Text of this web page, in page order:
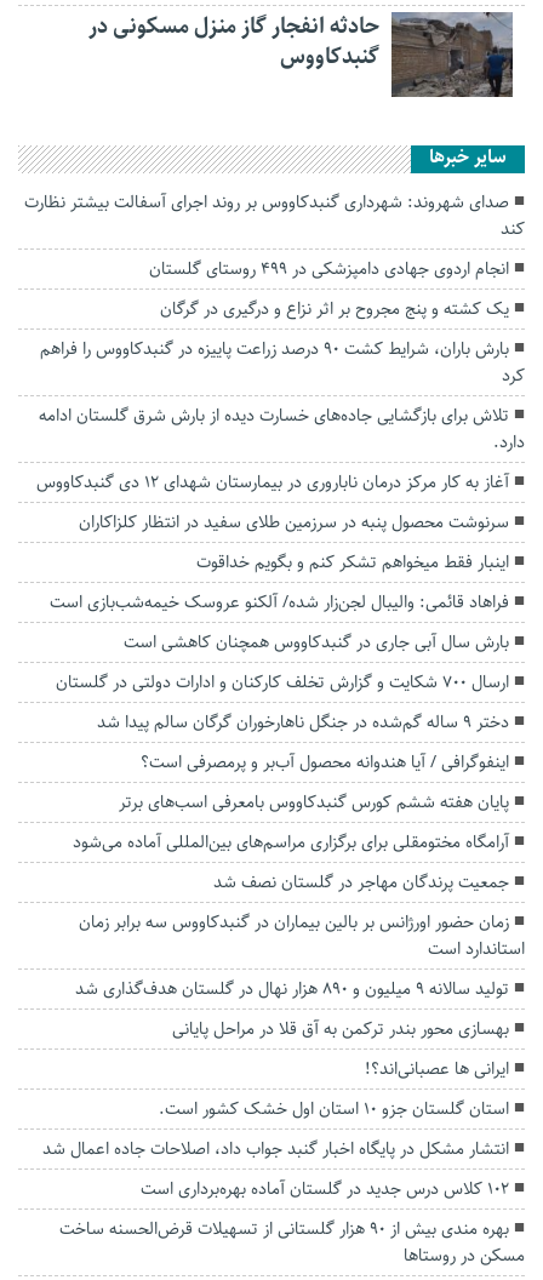
حادثه انفجار گاز منزل مسکونی در
گنبدکاووس
سایر خبرها
صدای شهروند: شهرداری گنبدکاووس بر روند اجرای آسفالت بیشتر نظارت
کند
انجام اردوی جهادی دامپزشکی در ۴۹۹ روستای گلستان
یک کشته و پنج مجروح بر اثر نزاع و درگیری در گرگان
بارش باران، شرایط کشت ۹۰ درصد زراعت پاییزه در گنبدکاووس را فراهم
کرد
تلاش برای بازگشایی جاده‌های خسارت دیده از بارش شرق گلستان ادامه
دارد.
آغاز به کار مرکز درمان ناباروری در بیمارستان شهدای ۱۲ دی گنبدکاووس
سرنوشت محصول پنبه در سرزمین طلای سفید در انتظار کلزاکاران
اینبار فقط میخواهم تشکر کنم و بگویم خداقوت
فراهاد قائمی: والیبال لجن‌زار شده/ آلکنو عروسک خیمه‌شب‌بازی است
بارش‌ سال آبی جاری در گنبدکاووس همچنان کاهشی است
ارسال ۷۰۰ شکایت و گزارش تخلف کارکنان و ادارات دولتی در گلستان
دختر ۹ ساله گم‌شده در جنگل ناهارخوران گرگان سالم پیدا شد
اینفوگرافی / آیا هندوانه محصول آب‌بر و پرمصرفی است؟
پایان هفته ششم کورس گنبدکاووس بامعرفی اسب‌های برتر
آرامگاه مختومقلی برای برگزاری مراسم‌های بین‌المللی آماده می‌شود
جمعیت پرندگان مهاجر در گلستان نصف شد
زمان حضور اورژانس بر بالین بیماران در گنبدکاووس سه برابر زمان
استاندارد است
تولید سالانه ۹ میلیون و ۸۹۰ هزار نهال در گلستان هدف‌گذاری شد
بهسازی محور بندر ترکمن به آق قلا در مراحل پایانی
ایرانی ها عصبانی‌اند؟!
استان گلستان جزو 10 استان اول خشک کشور است.
انتشار مشکل در پایگاه اخبار گنبد جواب داد، اصلاحات جاده اعمال شد
۱۰۲ کلاس درس جدید در گلستان آماده بهره‌برداری است
بهره مندی بیش از ۹۰ هزار گلستانی از تسهیلات قرض‌الحسنه ساخت
مسکن در روستا‌ها